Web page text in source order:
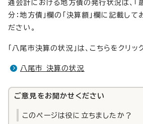
通会計における地方債の発行状況は、「
分：地方債」欄の「決算額」欄に記載して
ださい。
「八尾市決算の状況」は、こちらをクリッ
八尾市 決算の状況
ご意見をお聞かせください
このページは役に立ちましたか？